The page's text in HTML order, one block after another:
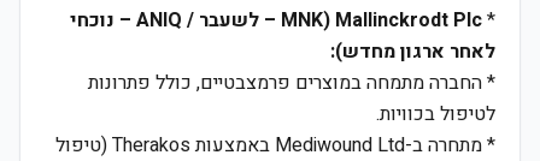
*
Mallinckrodt Plc (MNK – לשעבר / ANIQ – נוכחי
לאחר ארגון מחדש):
* החברה מתמחה במוצרים פרמצבטיים, כולל פתרונות
לטיפול בכוויות.
* מתחרה ב-Mediwound Ltd באמצעות Therakos (טיפול